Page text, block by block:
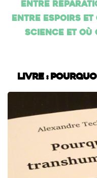
Entre
entre espoirs
science et où
Livre :